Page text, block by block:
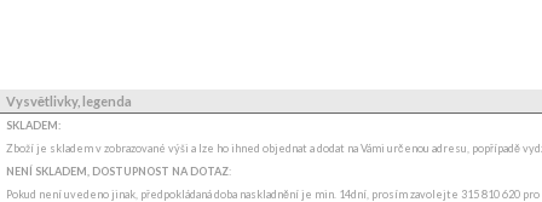
Vysvětlivky, legenda
SKLADEM:
Zboží je skladem v zobrazované výši a lze ho ihned objednat a dodat na Vámi určenou adresu, popřípadě
NENÍ SKLADEM, DOSTUPNOST NA DOTAZ:
Pokud není uvedeno jinak, předpokládaná doba naskladnění je min. 14dní, prosím zavolejte 315 810 620